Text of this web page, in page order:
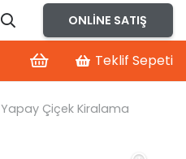
ONLINE SATIŞ
Teklif Sepeti
Yapay Çiçek Kiralama